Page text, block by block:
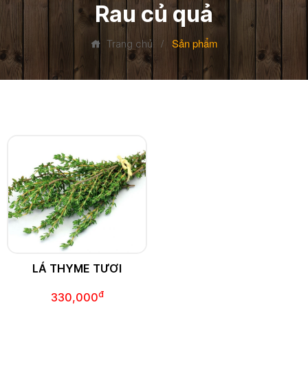
Rau củ quả
Trang chủ / Sản phẩm
LÁ THYME TƯƠI
330,000đ